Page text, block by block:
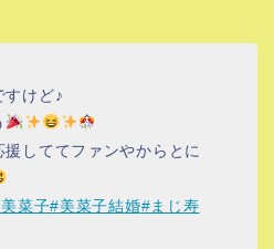
すけど♪
しててファンやからとに
菜子#美菜子結婚#まじ寿